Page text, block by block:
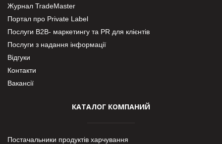
Журнал TradeMaster
Портал про Private Label
Послуги В2В- маркетингу та PR для клієнтів
Послуги з надання інформації
Відгуки
Контакти
Вакансії
КАТАЛОГ КОМПАНИЙ
Постачальники продуктів харчування